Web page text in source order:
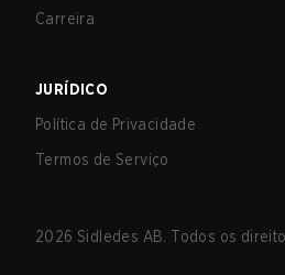
Carreira
JURÍDICO
Política de Privacidade
Termos de Serviço
2026 Sidledes AB. Todos os